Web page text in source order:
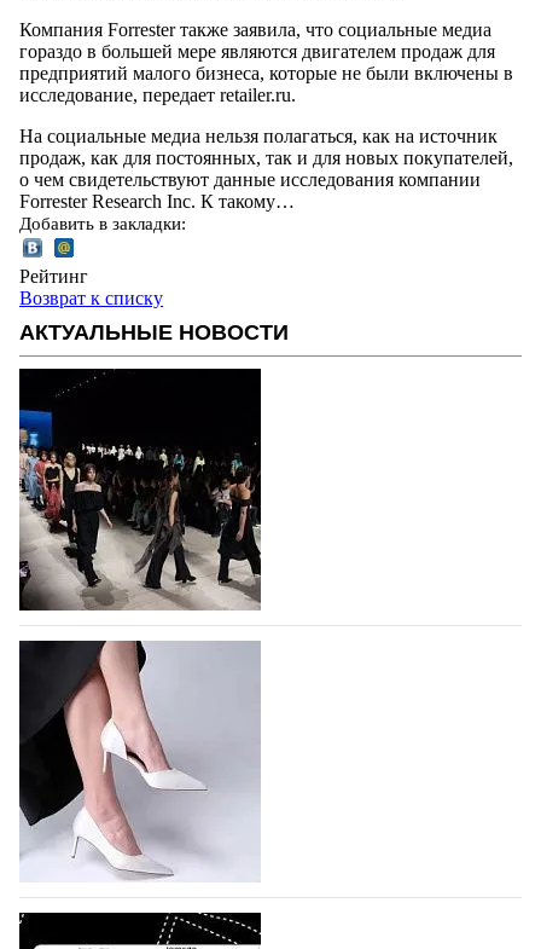
Компания Forrester также заявила, что социальные медиа
гораздо в большей мере являются двигателем продаж для
предприятий малого бизнеса, которые не были включены в
исследование, передает retailer.ru.
На социальные медиа нельзя полагаться, как на источник
продаж, как для постоянных, так и для новых покупателей,
о чем свидетельствуют данные исследования компании
Forrester Research Inc. К такому…
Добавить в закладки:
Рейтинг
Возврат к списку
АКТУАЛЬНЫЕ НОВОСТИ
На участие в Московской неделе моды
подано 1047 заявок
На участие в седьмой Московской неделе моды,
которая пройдет в российской столице с 26 сентября
по 1 октября, уже подано 1047 заявок. Примерно
половину из них (494) прислали дизайнеры,
коллекции которых не были представлены в…
07.08.2026 639
BALLINA представит свои новинки на Euro